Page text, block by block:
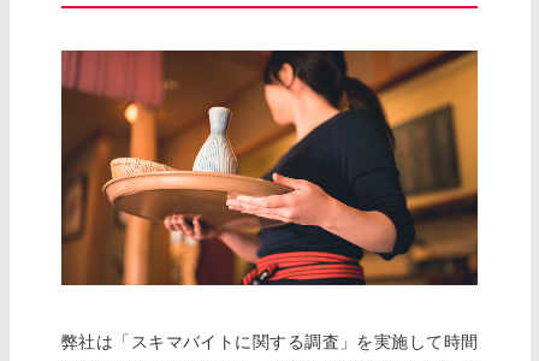
弊社は「スキマバイトに関する調査」を実施して時間